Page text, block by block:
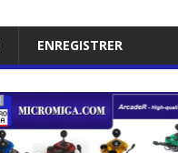
ENREGISTRER